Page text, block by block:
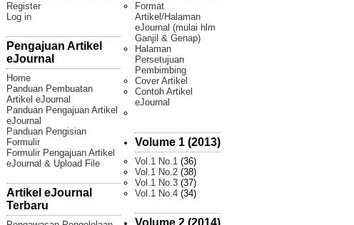
Register
Log in
Pengajuan Artikel
eJournal
Home
Panduan Pembuatan
Artikel eJournal
Panduan Pengajuan Artikel
eJournal
Panduan Pengisian
Formulir
Formulir Pengajuan Artikel
eJournal & Upload File
Artikel eJournal
Terbaru
Format
Artikel/Halaman
eJournal (mulai hlm
Ganjil & Genap)
Halaman
Persetujuan
Pembimbing
Cover Artikel
Contoh Artikel
eJournal
Volume 1 (2013)
Vol.1 No.1 (36)
Vol.1 No.2 (38)
Vol.1 No.3 (37)
Vol.1 No.4 (34)
Volume 2 (2014)